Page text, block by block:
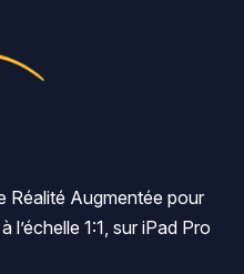
Réalité Augmentée pour
1:1, sur iPad Pro